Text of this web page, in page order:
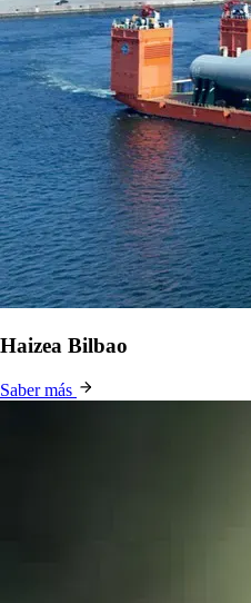
Haizea Bilbao
Saber más